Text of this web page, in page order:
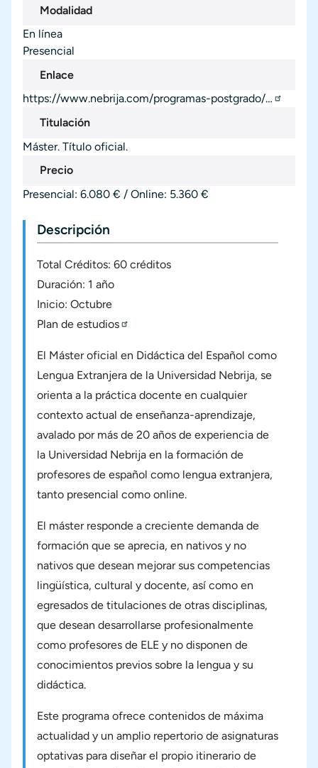
Modalidad
En línea
Presencial
Enlace
https://www.nebrija.com/programas-postgrado/…
Titulación
Máster. Título oficial.
Precio
Presencial: 6.080 € / Online: 5.360 €
Descripción
Total Créditos: 60 créditos
Duración: 1 año
Inicio: Octubre
Plan de estudios
El Máster oficial en Didáctica del Español como
Lengua Extranjera de la Universidad Nebrija, se
orienta a la práctica docente en cualquier
contexto actual de enseñanza-aprendizaje,
avalado por más de 20 años de experiencia de
la Universidad Nebrija en la formación de
profesores de español como lengua extranjera,
tanto presencial como online.
El máster responde a creciente demanda de
formación que se aprecia, en nativos y no
nativos que desean mejorar sus competencias
lingüística, cultural y docente, así como en
egresados de titulaciones de otras disciplinas,
que desean desarrollarse profesionalmente
como profesores de ELE y no disponen de
conocimientos previos sobre la lengua y su
didáctica.
Este programa ofrece contenidos de máxima
actualidad y un amplio repertorio de asignaturas
optativas para diseñar el propio itinerario de